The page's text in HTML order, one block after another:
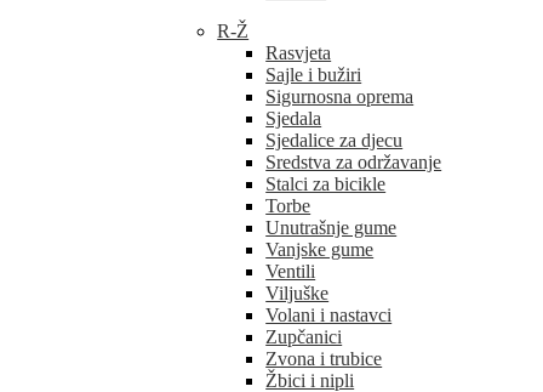
R-Ž
Rasvjeta
Sajle i bužiri
Sigurnosna oprema
Sjedala
Sjedalice za djecu
Sredstva za održavanje
Stalci za bicikle
Torbe
Unutrašnje gume
Vanjske gume
Ventili
Viljuške
Volani i nastavci
Zupčanici
Zvona i trubice
Žbici i nipli